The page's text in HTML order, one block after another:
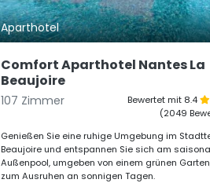
Aparthotel
Comfort Aparthotel Nantes La
Beaujoire
107 Zimmer
Bewertet mit 8.4
(2049
Genießen Sie eine ruhige Umgebung im
Beaujoire und entspannen Sie sich am
Außenpool, umgeben von einem grünen
zum Ausruhen an sonnigen Tagen.